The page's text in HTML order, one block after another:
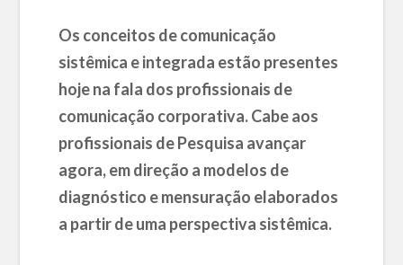
Os conceitos de comunicação
sistêmica e integrada estão presentes
hoje na fala dos profissionais de
comunicação corporativa. Cabe aos
profissionais de Pesquisa avançar
agora, em direção a modelos de
diagnóstico e mensuração elaborados
a partir de uma perspectiva sistêmica.